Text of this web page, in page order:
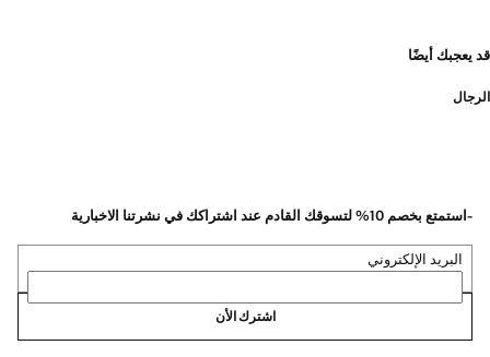
قد يعجبك أيضًا
الرجال
-استمتع بخصم 10% لتسوقك القادم عند اشتراكك في نشرتنا الاخبارية
البريد الإلكتروني
اشترك الأن